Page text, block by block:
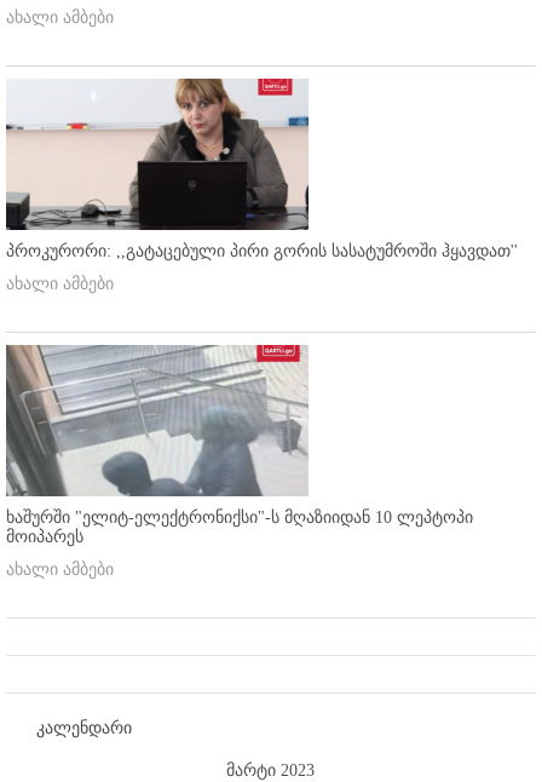
ახალი ამბები
პროკურორი: ,,გატაცებული პირი გორის სასატუმროში ჰყავდათ''
ახალი ამბები
ხაშურში "ელიტ-ელექტრონიქსი"-ს მღაზიიდან 10 ლეპტოპი
მოიპარეს
ახალი ამბები
კალენდარი
მარტი 2023